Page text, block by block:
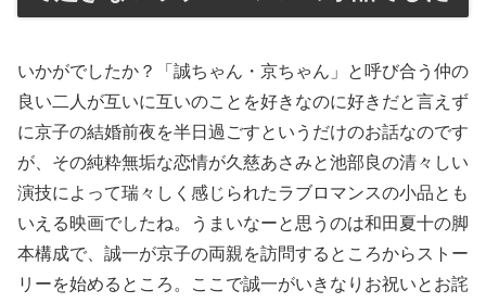
いかがでしたか？「誠ちゃん・京ちゃん」と呼び合う仲の
良い二人が互いに互いのことを好きなのに好きだと言えず
に京子の結婚前夜を半日過ごすというだけのお話なのです
が、その純粋無垢な恋情が久慈あさみと池部良の清々しい
演技によって瑞々しく感じられたラブロマンスの小品とも
いえる映画でしたね。うまいなーと思うのは和田夏十の脚
本構成で、誠一が京子の両親を訪問するところからストー
リーを始めるところ。ここで誠一がいきなりお祝いとお詫